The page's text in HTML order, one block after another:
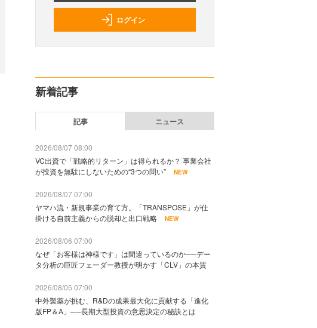
ログイン
新着記事
記事 ニュース
2026/08/07 08:00
VC出資で「戦略的リターン」は得られるか？ 事業会社
が投資を無駄にしないための“3つの問い”
NEW
2026/08/07 07:00
ヤマハ流・新規事業の育て方。「TRANSPOSE」が仕
掛ける自前主義からの脱却と出口戦略
NEW
2026/08/06 07:00
なぜ「お客様は神様です」は間違っているのか──デー
タ分析の巨匠フェーダー教授が明かす「CLV」の本質
2026/08/05 07:00
中外製薬が挑む、R&Dの成果最大化に貢献する「進化
版FP＆A」──長期大型投資の意思決定の秘訣とは